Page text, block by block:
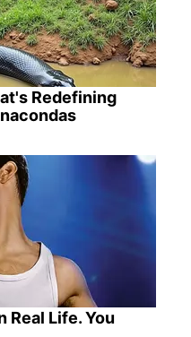
Redefining
Real Life. You